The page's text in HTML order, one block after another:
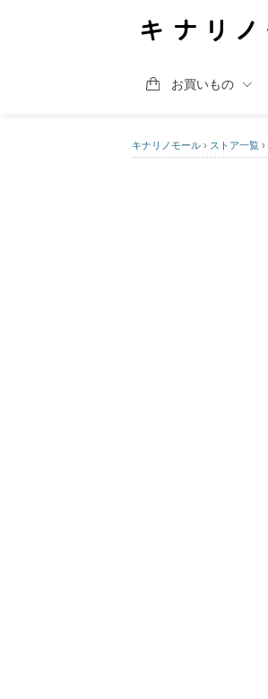
お買いもの
キナリノモール › ストア一覧 ›